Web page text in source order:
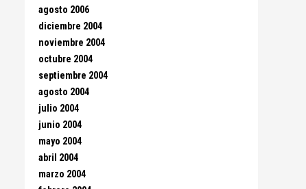
agosto 2006
diciembre 2004
noviembre 2004
octubre 2004
septiembre 2004
agosto 2004
julio 2004
junio 2004
mayo 2004
abril 2004
marzo 2004